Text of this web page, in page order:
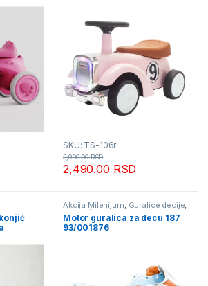
SKU: TS-106r
2,490.00 RSD
3,990.00RSD
Akcija Milenijum Guralice decije
Tricikli šetalice i guralice
Motor guralica za decu 187
93/001876